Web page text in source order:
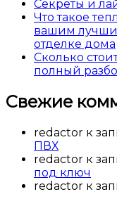
Секреты и
Что такое
вашим
отделке дома
Сколько
полный
Свежие
redactor к
ПВХ
redactor к
под ключ
redactor к